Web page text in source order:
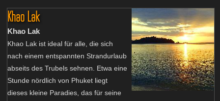
Khao Lak
Khao Lak
Khao Lak ist ideal für alle, die sich
nach einem entspannten Strandurlaub
abseits des Trubels sehnen. Etwa eine
Stunde nördlich von Phuket liegt
dieses kleine Paradies, das für seine